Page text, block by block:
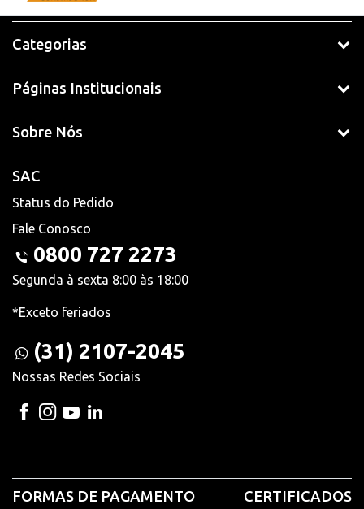
Categorias
Páginas Institucionais
Sobre Nós
SAC
Status do Pedido
Fale Conosco
0800 727 2273
Segunda à sexta 8:00 às 18:00
*Exceto feriados
(31) 2107-2045
Nossas Redes Sociais
FORMAS DE PAGAMENTO CERTIFICADOS